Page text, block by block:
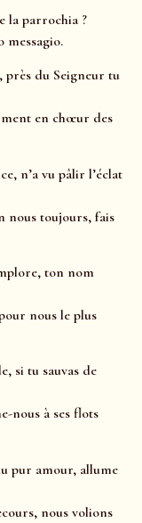
la parrochia ?
messagio.
du Seigneur tu
en chœur des
n’a vu pâlir l’éclat
nous toujours, fais
ton nom
nous le plus
si tu sauvas de
nous à ses flots
pur amour, allume
nous volions